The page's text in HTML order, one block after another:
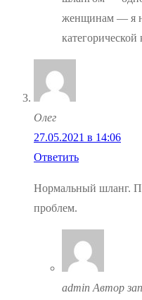
женщинам — я
категорической
Олег
27.05.2021 в 14:06
Ответить
Нормальный шланг.
проблем.
admin Автор